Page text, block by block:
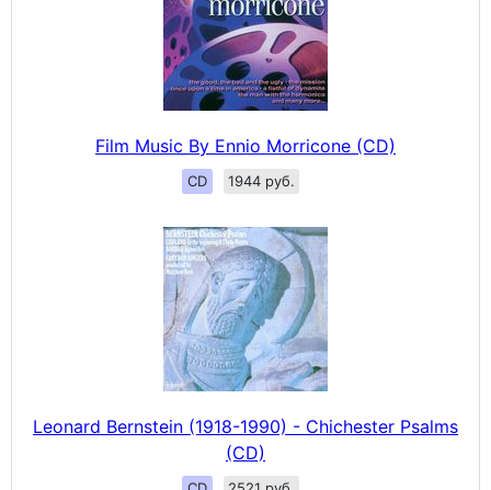
Film Music By Ennio Morricone (CD)
CD 1944 руб.
Leonard Bernstein (1918-1990) - Chichester Psalms
(CD)